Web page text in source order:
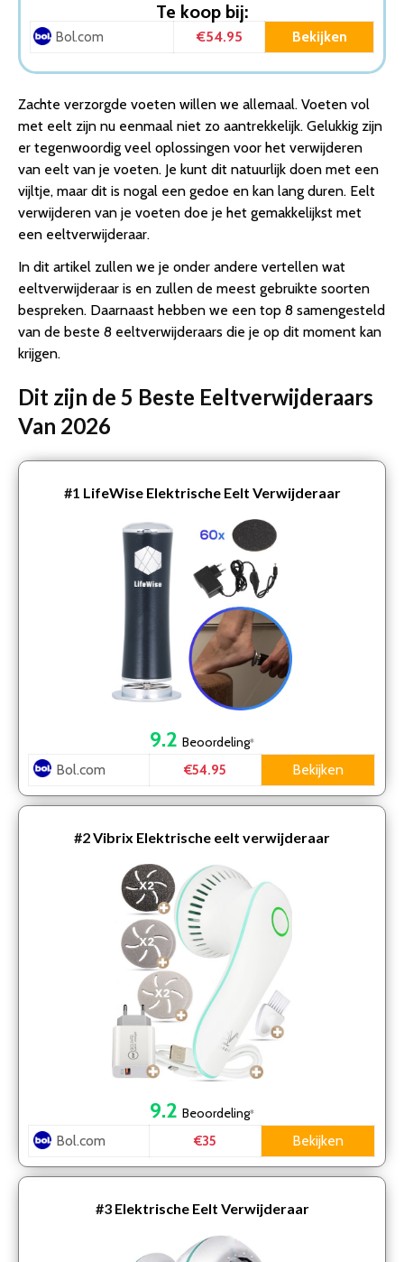
Te koop bij:
Bol.com €54.95 Bekijken
Zachte verzorgde voeten willen we allemaal. Voeten vol
met eelt zijn nu eenmaal niet zo aantrekkelijk. Gelukkig zijn
er tegenwoordig veel oplossingen voor het verwijderen
van eelt van je voeten. Je kunt dit natuurlijk doen met een
vijltje, maar dit is nogal een gedoe en kan lang duren. Eelt
verwijderen van je voeten doe je het gemakkelijkst met
een eeltverwijderaar.
In dit artikel zullen we je onder andere vertellen wat
eeltverwijderaar is en zullen de meest gebruikte soorten
bespreken. Daarnaast hebben we een top 8 samengesteld
van de beste 8 eeltverwijderaars die je op dit moment kan
krijgen.
Dit zijn de 5 Beste Eeltverwijderaars
Van 2026
#1 LifeWise Elektrische Eelt Verwijderaar
9.2 Beoordeling*
Bol.com €54.95 Bekijken
#2Vibrix Elektrische eelt verwijderaar
9.2 Beoordeling*
Bol.com €35 Bekijken
#3 Elektrische Eelt Verwijderaar